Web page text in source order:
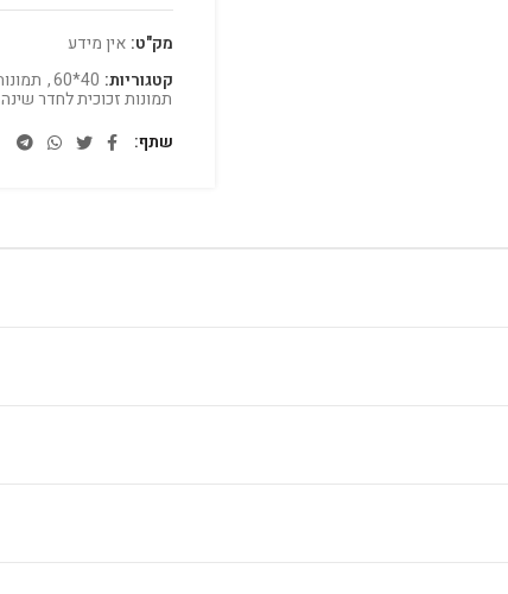
מק"ט: אין מידע
קטגוריות: 40*60
,
תמונות זכוכית לחדר שינה
שתף